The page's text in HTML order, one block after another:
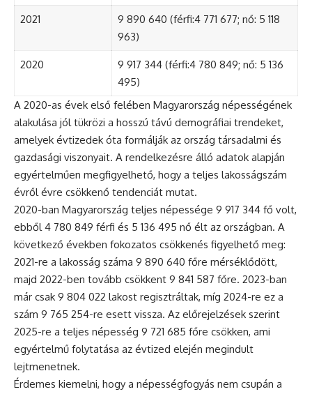
2021
9 890 640 (férfi:4 771 677; nő: 5 118
963)
2020
9 917 344 (férfi:4 780 849; nő: 5 136
495)
A 2020-as évek első felében Magyarország népességének
alakulása jól tükrözi a hosszú távú demográfiai trendeket,
amelyek évtizedek óta formálják az ország társadalmi és
gazdasági viszonyait. A rendelkezésre álló adatok alapján
egyértelműen megfigyelhető, hogy a teljes lakosságszám
évről évre csökkenő tendenciát mutat.
2020-ban Magyarország teljes népessége 9 917 344 fő volt,
ebből 4 780 849 férfi és 5 136 495 nő élt az országban. A
következő években fokozatos csökkenés figyelhető meg:
2021-re a lakosság száma 9 890 640 főre mérséklődött,
majd 2022-ben tovább csökkent 9 841 587 főre. 2023-ban
már csak 9 804 022 lakost regisztráltak, míg 2024-re ez a
szám 9 765 254-re esett vissza. Az előrejelzések szerint
2025-re a teljes népesség 9 721 685 főre csökken, ami
egyértelmű folytatása az évtized elején megindult
lejtmenetnek.
Érdemes kiemelni, hogy a népességfogyás nem csupán a